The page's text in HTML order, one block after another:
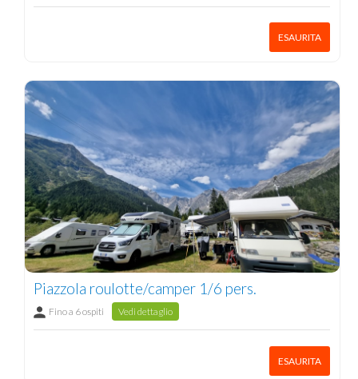
ESAURITA
Piazzola roulotte/camper 1/6 pers.
Fino a 6 ospiti Vedi dettaglio
ESAURITA